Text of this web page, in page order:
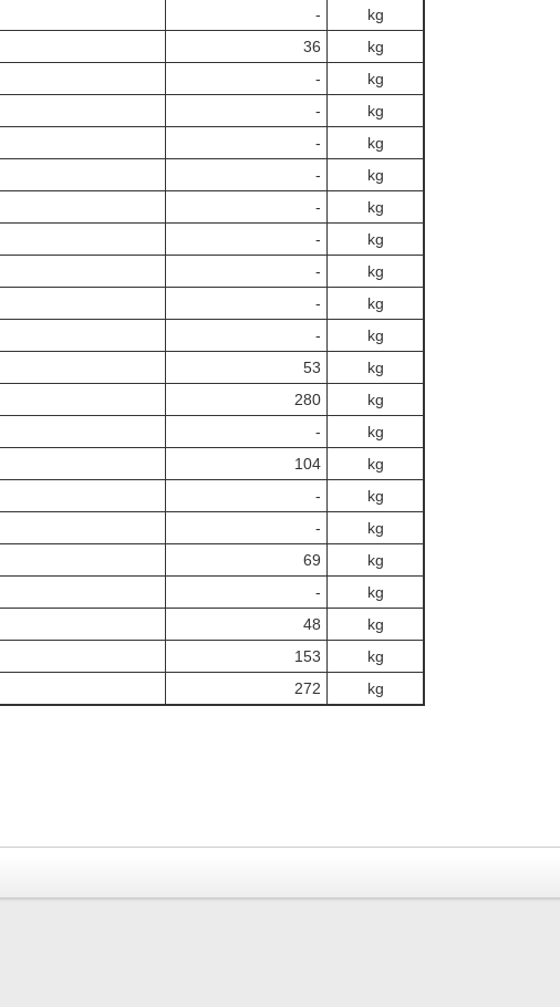
‐
kg
36
kg
‐
kg
‐
kg
‐
kg
‐
kg
‐
kg
‐
kg
‐
kg
‐
kg
‐
kg
53
kg
280
kg
‐
kg
104
kg
‐
kg
‐
kg
69
kg
‐
kg
48
kg
153
kg
272 kg